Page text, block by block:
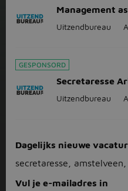
Management
Uitzendbureau
GESPONSORD
Secretaresse
Uitzendbureau
Dagelijks nieuwe
secretaresse,
Vul je e-mailadres in